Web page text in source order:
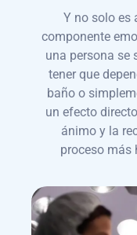
Y no solo es
componente
una persona se
tener que
baño o
un efecto
ánimo y la
proceso más